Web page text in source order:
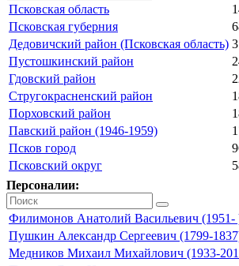
Псковская область
Псковская губерния
Дедовичский район (Псковская область)
Пустошкинский район
Гдовский район
Стругокрасненский район
Порховский район
Павский район (1946-1959)
Псков город
Псковский округ
Персоналии:
Филимонов Анатолий Васильевич (1951-
Пушкин Александр Сергеевич (1799-
Медников Михаил Михайлович (1933-